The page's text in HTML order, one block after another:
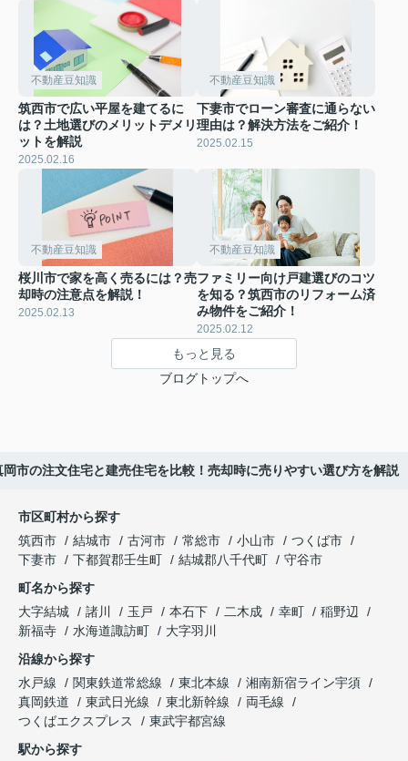
不動産豆知識
筑西市で広い平屋を建てるに
は？土地選びのメリットデメリ
ットを解説
2025.02.16
不動産豆知識
下妻市でローン審査に通らない
理由は？解決方法をご紹介！
2025.02.15
不動産豆知識
桜川市で家を高く売るには？売
却時の注意点を解説！
2025.02.13
不動産豆知識
ファミリー向け戸建選びのコツ
を知る？筑西市のリフォーム済
み物件をご紹介！
2025.02.12
もっと見る
ブログトップへ
岡市の注文住宅と建売住宅を比較！売却時に売りやすい選び方を解説
市区町村から探す
筑西市
結城市 古河市 常総市 小山市
つくば市
下妻市
下都賀郡壬生町 結城郡八千代町
守谷市
町名から探す
大字結城
諸川 玉戸 本石下 二木成 幸町
稲野辺
新福寺
水海道諏訪町
大字羽川
沿線から探す
水戸線
関東鉄道常総線 東北本線
湘南新宿ライン宇須
真岡鉄道
東武日光線 東北新幹線
両毛線
つくばエクスプレス
東武宇都宮線
駅から探す